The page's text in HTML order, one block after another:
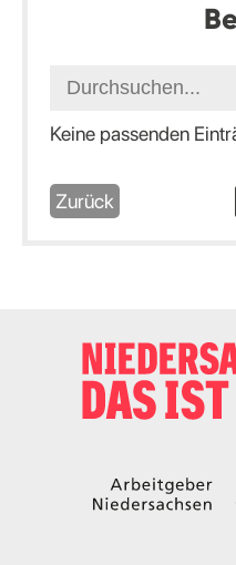
Keine passenden
Zurück